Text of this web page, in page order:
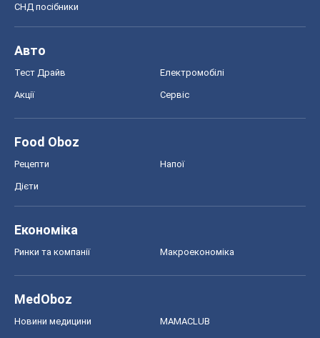
СНД посібники
Авто
Тест Драйв Електромобілі
Акції Сервіс
Food Oboz
Рецепти Напої
Дієти
Економіка
Ринки та компанії Макроекономіка
MedOboz
Новини медицини MAMACLUB